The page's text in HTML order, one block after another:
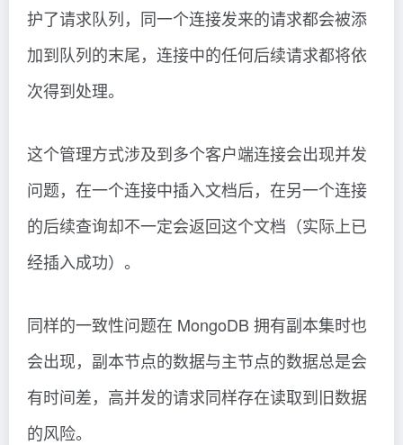
护了请求队列，同一个连接发来的请求都会被添
加到队列的末尾，连接中的任何后续请求都将依
次得到处理。
这个管理方式涉及到多个客户端连接会出现并发
问题，在一个连接中插入文档后，在另一个连接
的后续查询却不一定会返回这个文档（实际上已
经插入成功）。
同样的一致性问题在 MongoDB 拥有副本集时也
会出现，副本节点的数据与主节点的数据总是会
有时间差，高并发的请求同样存在读取到旧数据
的风险。